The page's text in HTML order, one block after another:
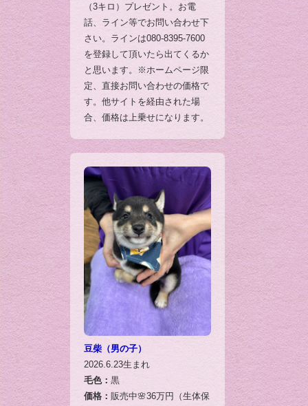
（3キロ）プレゼント。お電
話、ライン等でお問い合わせ下
さい。ラインは080-8395-7600
を登録して頂いたら出てくるか
と思います。※ホームページ限
定、直接お問い合わせの価格で
す。他サイトを経由された場
合、価格は上乗せになります。
豆柴（男の子）
2026.6.23生まれ
毛色： 黒
価格： 販売中🌸36万円（生体保